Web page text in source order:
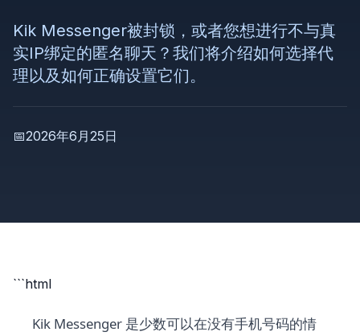
Kik Messenger被封锁，或者您想进行不与真
实IP绑定的匿名聊天？我们将介绍如何选择代
理以及如何正确设置它们。
📅2026年6月25日
```html
Kik Messenger 是少数可以在没有手机号码的情